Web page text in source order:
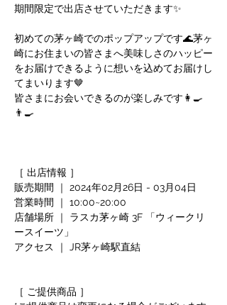
期間限定で出店させていただきます✨
初めての茅ヶ崎でのポップアップです🌊茅ヶ
崎にお住まいの皆さまへ美味しさのハッピー
をお届けできるように想いを込めてお届けし
てまいります🤎
皆さまにお会いできるのが楽しみです👩‍🍳
👨‍🍳
［ 出店情報 ］
販売期間 ｜ 2024年02月26日 - 03月04日
営業時間 ｜ 10:00~20:00
店舗場所 ｜ ラスカ茅ヶ崎 3F 「ウィークリ
ースイーツ」
アクセス ｜ JR茅ヶ崎駅直結
［ ご提供商品 ］